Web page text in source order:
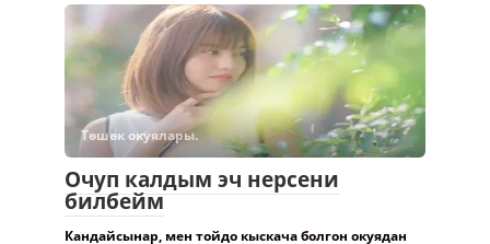
Төшөк окуялары.
Очуп калдым эч нерсени
билбейм
Кандайсынар, мен тойдо кыскача болгон окуядан